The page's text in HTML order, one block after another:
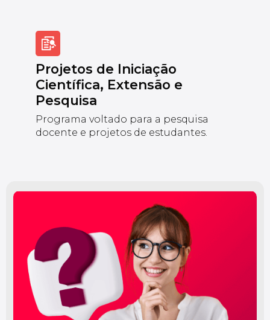
Projetos de Iniciação
Científica, Extensão e
Pesquisa
Programa voltado para a pesquisa
docente e projetos de estudantes.